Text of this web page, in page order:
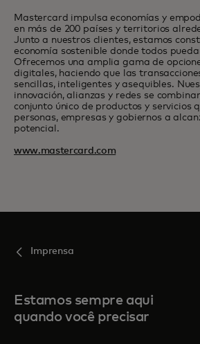
Mastercard impulsa economías y
en más de 200 países y territorios
Junto a nuestros clientes, estamos
economía sostenible donde todos
Ofrecemos una amplia gama de
digitales, haciendo que las
sencillas, inteligentes y asequibles.
innovación, alianzas y redes se
conjunto único de productos y servicios
personas, empresas y gobiernos a
potencial.
www.mastercard.com
Imprensa
Estamos sempre aqui
quando você precisar